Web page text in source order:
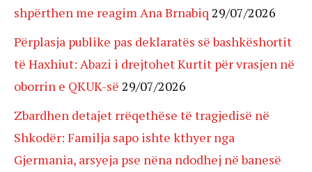
shpërthen me reagim Ana Brnabiq 29/07/2026
Përplasja publike pas deklaratës së bashkëshortit
të Haxhiut: Abazi i drejtohet Kurtit për vrasjen në
oborrin e QKUK-së 29/07/2026
Zbardhen detajet rrëqethëse të tragjedisë në
Shkodër: Familja sapo ishte kthyer nga
Gjermania, arsyeja pse nëna ndodhej në banesë